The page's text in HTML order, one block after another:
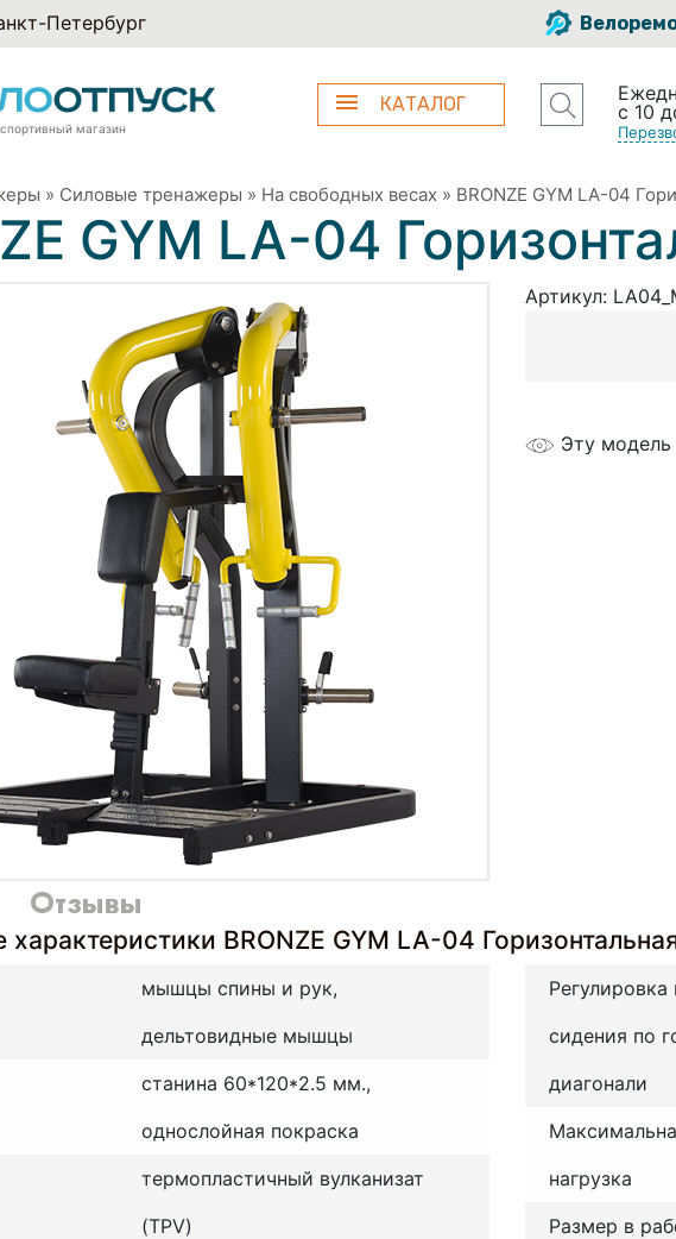
Петербург
магазин
КАТАЛОГ
с 10
» Силовые тренажеры » На свободных весах » BRONZE GYM LA-04
GYM LA-04
Артикул:
Эту
Отзывы
характеристики BRONZE GYM LA-04
мышцы спины и рук,
дельтовидные мышцы
станина 60*120*2.5 мм.,
однослойная покраска
термопластичный вулканизат
(TPV)
сидения по
диагонали
нагрузка
Размер в